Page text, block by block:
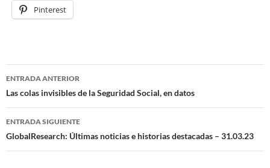
Pinterest
Navegación
de
entradas
ENTRADA ANTERIOR
Las colas invisibles de la Seguridad Social, en datos
ENTRADA SIGUIENTE
GlobalResearch: Últimas noticias e historias destacadas – 31.03.23